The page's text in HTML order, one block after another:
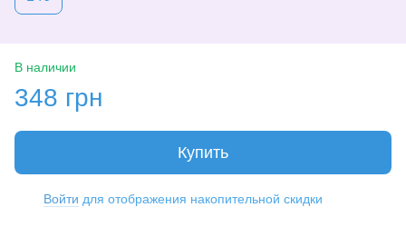
В наличии
348 грн
Купить
Войти для отображения накопительной скидки